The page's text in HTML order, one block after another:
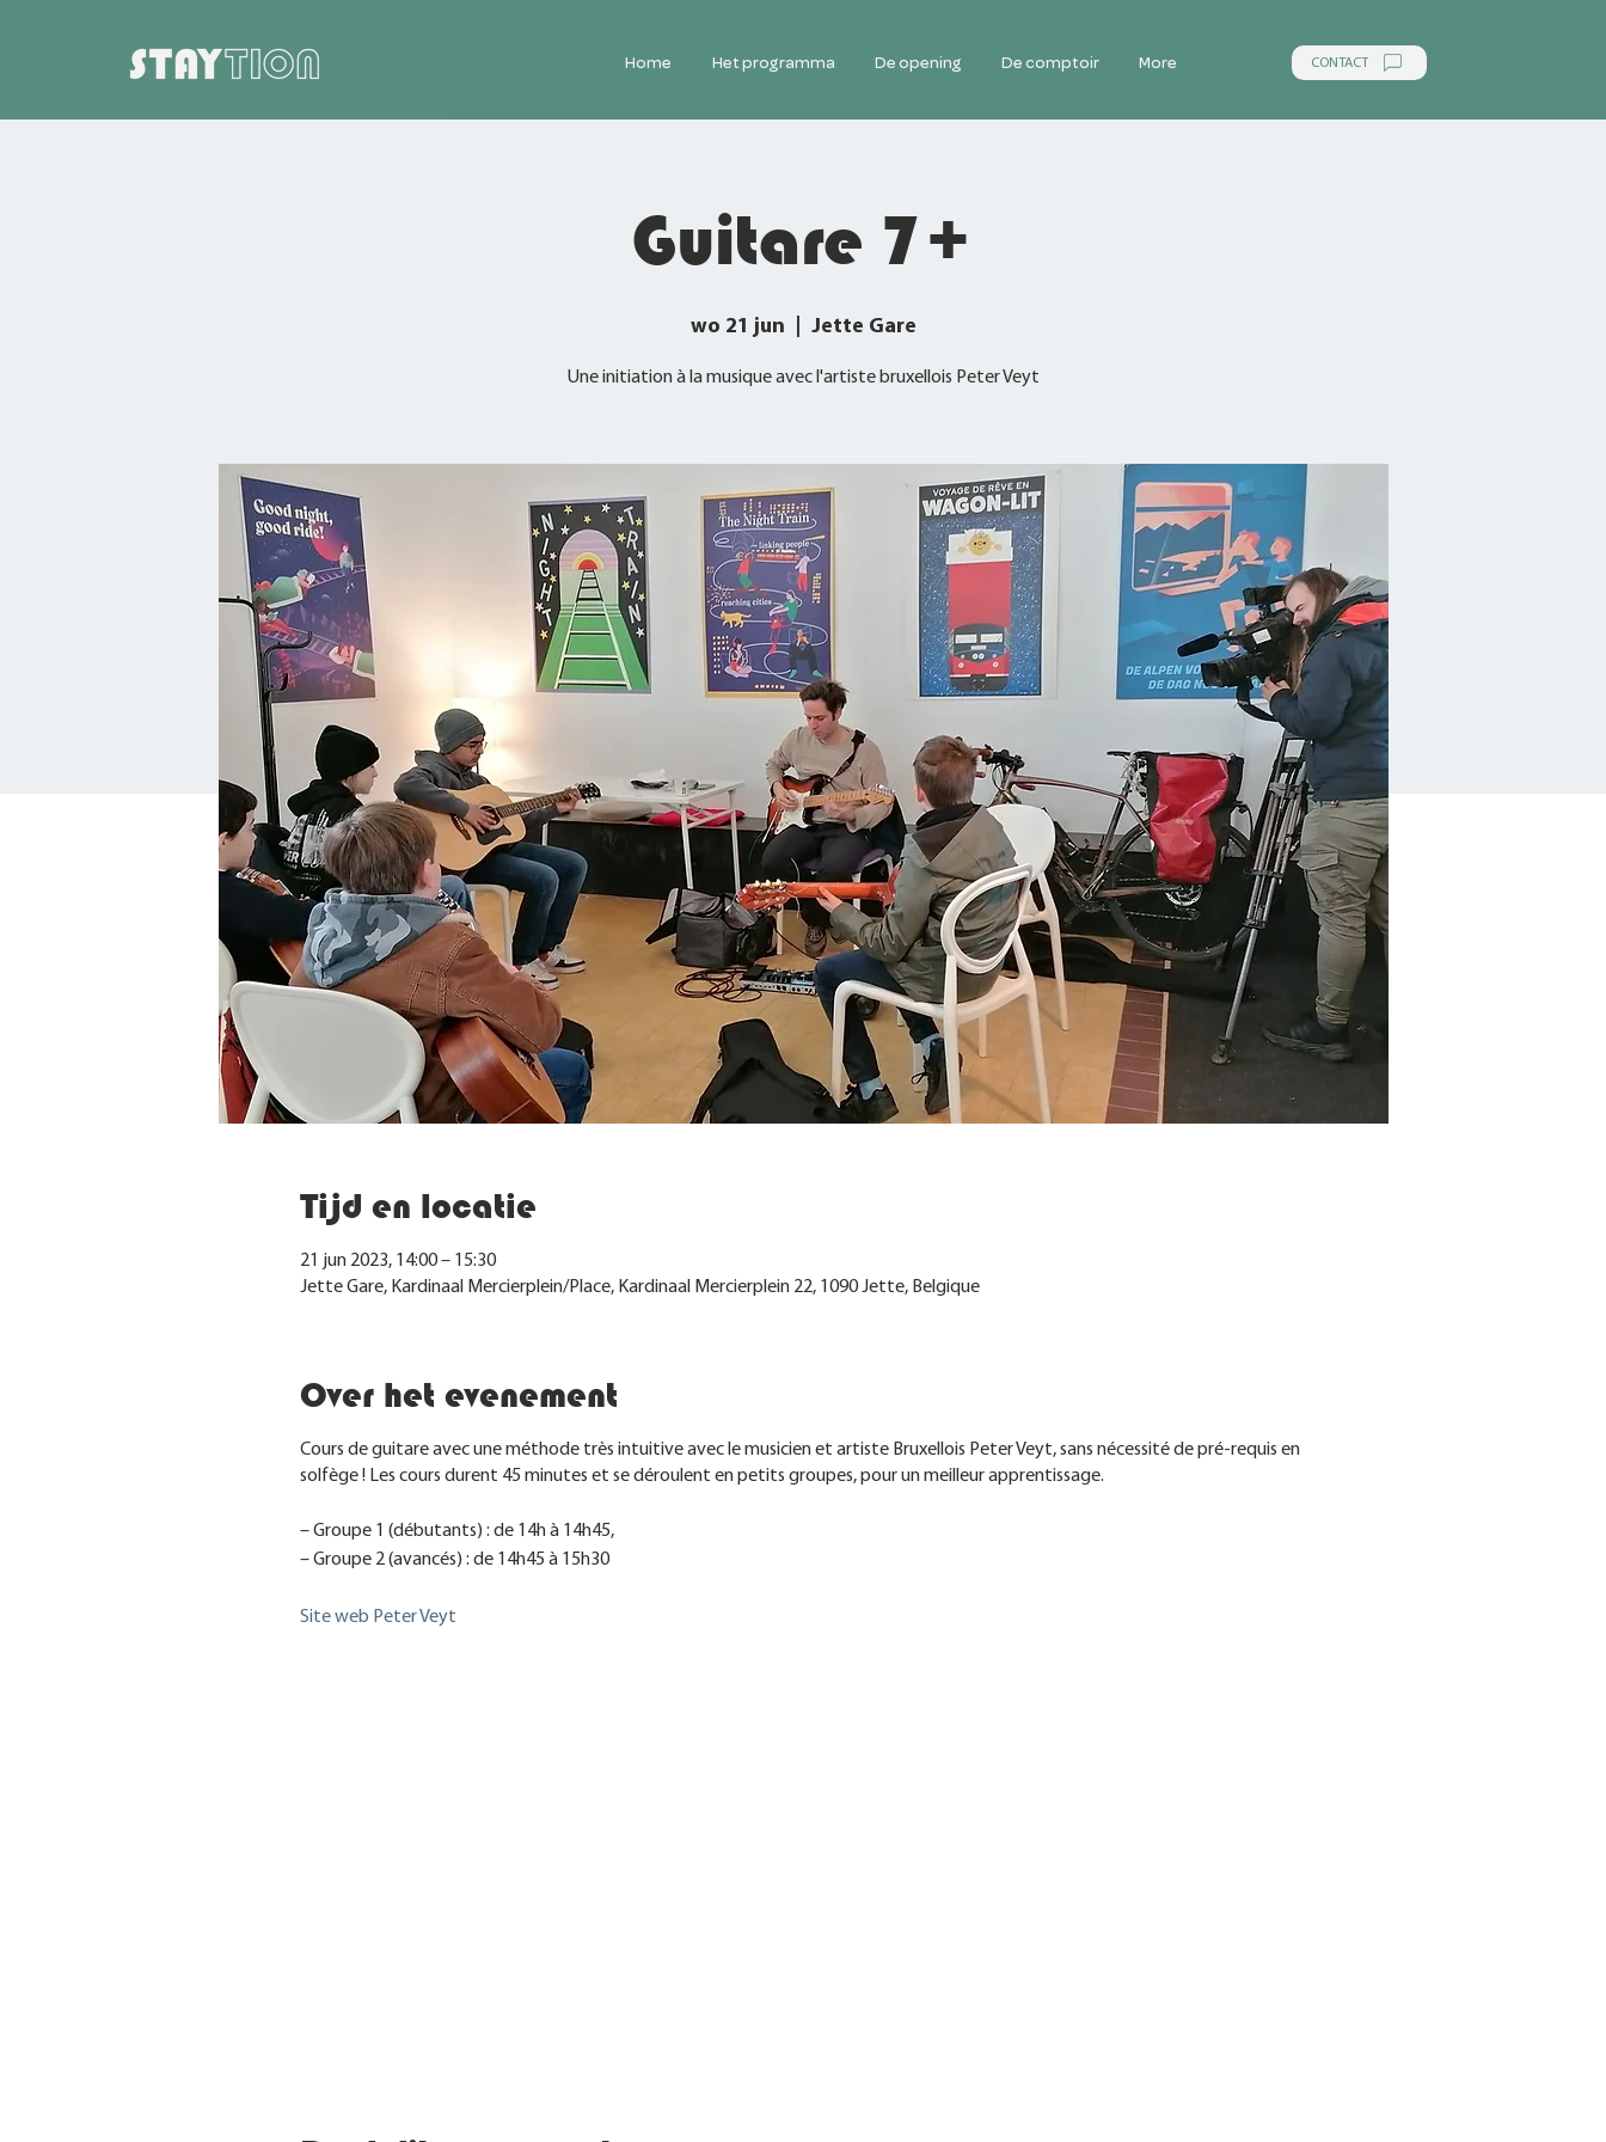
Home Het programma De opening De comptoir More CONTACT
Guitare 7+
wo 21 jun Jette Gare
Une initiation à la musique avec l'artiste bruxellois Peter Veyt
Tijd en locatie
21 jun 2023, 14:00 – 15:30
Jette Gare, Kardinaal Mercierplein/Place, Kardinaal Mercierplein 22, 1090 Jette, Belgique
Over het evenement
Cours de guitare avec une méthode très intuitive avec le musicien et artiste Bruxellois Peter Veyt, sans nécessité de pré-requis en
solfège ! Les cours durent 45 minutes et se déroulent en petits groupes, pour un meilleur apprentissage.
– Groupe 1 (débutants) : de 14h à 14h45,
– Groupe 2 (avancés) : de 14h45 à 15h30
Site web Peter Veyt